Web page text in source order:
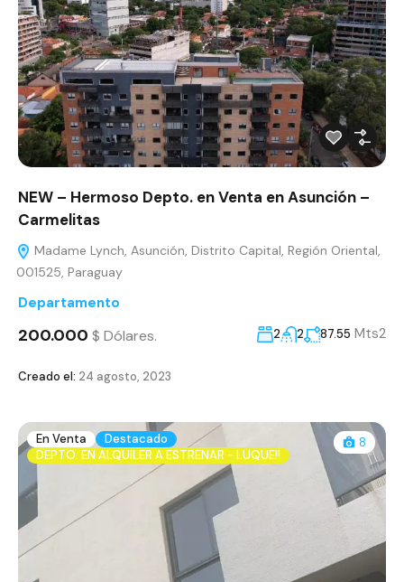
NEW – Hermoso Depto. en Venta en Asunción –
Carmelitas
Madame Lynch, Asunción, Distrito Capital, Región Oriental,
001525, Paraguay
Departamento
200.000 $ Dólares. 2 2 87.55 Mts2
Creado el: 24 agosto, 2023
En Venta
Destacado
DEPTO. EN ALQUILER A ESTRENAR - LUQUE!!
8